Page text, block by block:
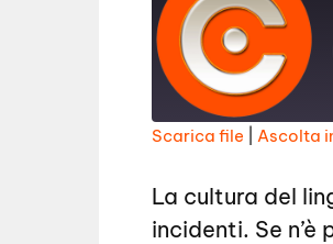
RSS FEED
LINK
Scarica file Ascolta
La cultura del
incidenti. Se